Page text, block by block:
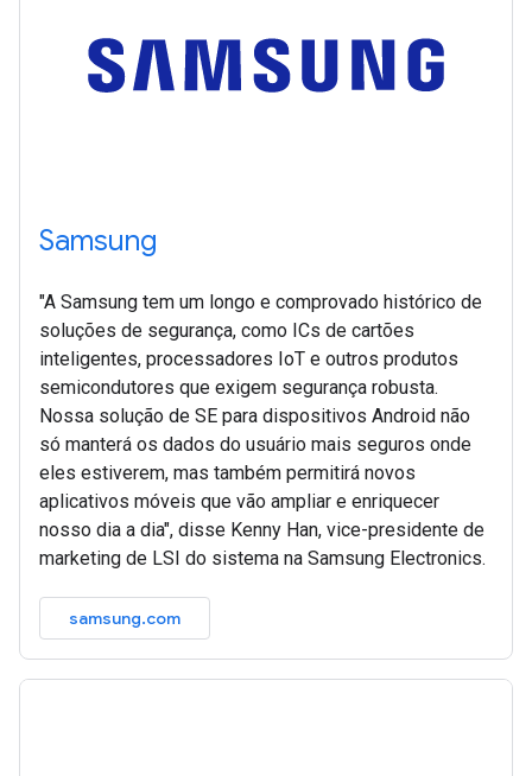
Samsung
"A Samsung tem um longo e comprovado histórico de
soluções de segurança, como ICs de cartões
inteligentes, processadores IoT e outros produtos
semicondutores que exigem segurança robusta.
Nossa solução de SE para dispositivos Android não
só manterá os dados do usuário mais seguros onde
eles estiverem, mas também permitirá novos
aplicativos móveis que vão ampliar e enriquecer
nosso dia a dia", disse Kenny Han, vice-presidente de
marketing de LSI do sistema na Samsung Electronics.
samsung.com